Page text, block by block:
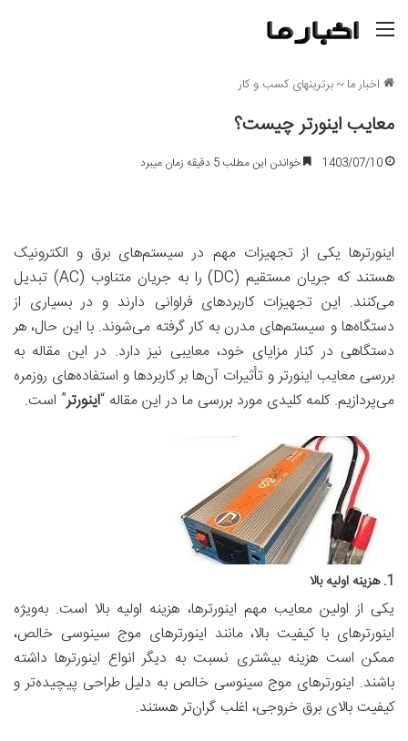
اخبار ما~برترینهای کسب و کار
معایب اینورتر چیست؟
1403/07/10 خواندن این مطلب 5 دقیقه زمان میبرد
اینورترها یکی از تجهیزات مهم در سیستم‌های برق و الکترونیک
هستند که جریان مستقیم (DC) را به جریان متناوب (AC) تبدیل
می‌کنند. این تجهیزات کاربردهای فراوانی دارند و در بسیاری از
دستگاه‌ها و سیستم‌های مدرن به کار گرفته می‌شوند. با این حال، هر
دستگاهی در کنار مزایای خود، معایبی نیز دارد. در این مقاله به
بررسی معایب اینورتر و تأثیرات آن‌ها بر کاربردها و استفاده‌های روزمره
می‌پردازیم. کلمه کلیدی مورد بررسی ما در این مقاله “اینورتر” است.
1. هزینه اولیه بالا
یکی از اولین معایب مهم اینورترها، هزینه اولیه بالا است. به‌ویژه
اینورترهای با کیفیت بالا، مانند اینورترهای موج سینوسی خالص،
ممکن است هزینه بیشتری نسبت به دیگر انواع اینورترها داشته
باشند. اینورترهای موج سینوسی خالص به دلیل طراحی پیچیده‌تر و
کیفیت بالای برق خروجی، اغلب گران‌تر هستند.